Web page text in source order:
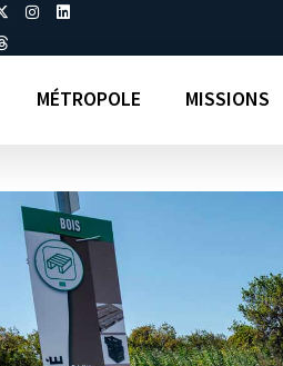
MÉTROPOLE MISSIONS